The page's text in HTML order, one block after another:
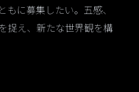
に募集したい。五感、
捉え、新たな世界観を構